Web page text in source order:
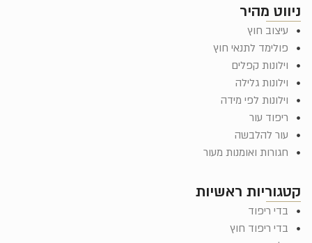
קטגוריות ראשיות
בדי ריפוד
בדי ריפוד חוץ
ניווט מהיר
עיצוב חוץ
פולימד לתנאי חוץ
וילונות קפלים
וילונות גלילה
וילונות לפי מידה
ריפוד עור
עור להלבשה
חגורות ואומנות מעור